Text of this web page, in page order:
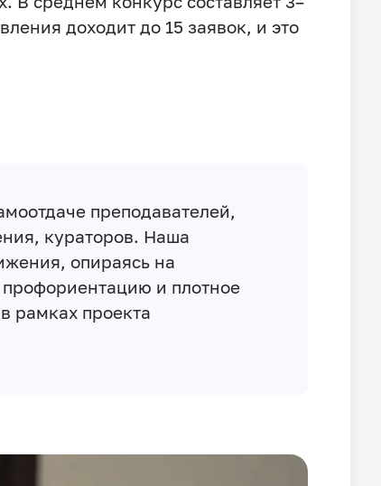
доходит до 15 заявок, и это
преподавателей,
кураторов. Наша
опираясь на
и плотное
рамках проекта